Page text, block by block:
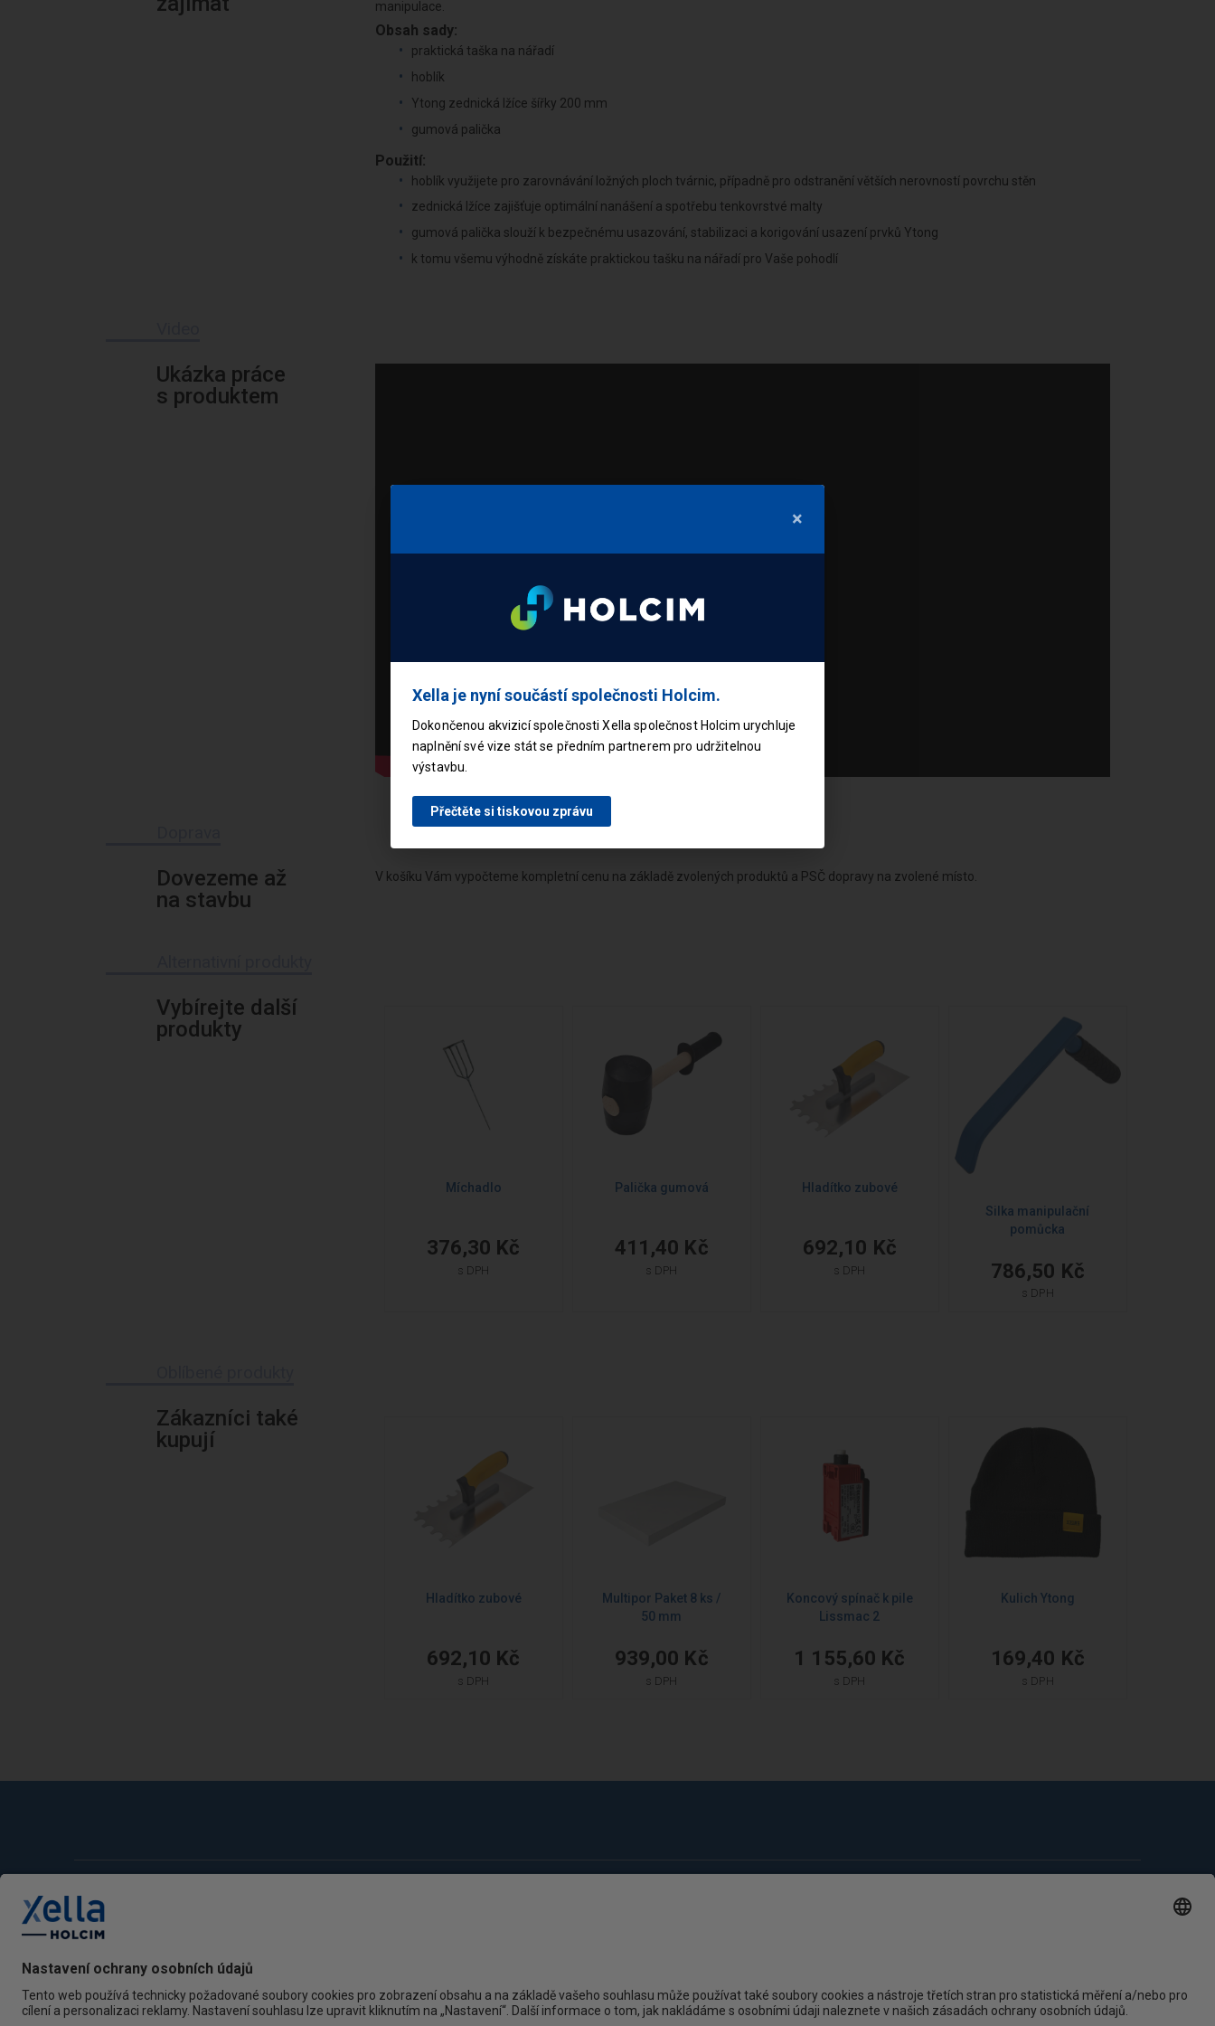
manipulace.
Obsah sady:
praktická taška na nářadí
hoblík
Ytong zednická lžíce šířky 200 mm
gumová palička
Použití:
hoblík využijete pro zarovnávání ložných ploch tvárnic, případně pro odstranění větších nerovností povrchu stěn
zednická lžíce zajišťuje optimální nanášení a spotřebu tenkovrstvé malty
gumová palička slouží k bezpečnému usazování, stabilizaci a korigování usazení prvků Ytong
k tomu všemu výhodně získáte praktickou tašku na nářadí pro Vaše pohodlí
Ukázka práce
s produktem
Dovezeme až
na stavbu
V košíku Vám vypočteme kompletní cenu na základě zvolených produktů a PSČ dopravy na zvolené místo.
Vybírejte další
produkty
Míchadlo
376,30 Kč
s DPH
Palička gumová
411,40 Kč
s DPH
Hladítko zubové
692,10 Kč
s DPH
Silka manipulační
pomůcka
786,50 Kč
s DPH
Zákazníci také
kupují
Hladítko zubové
692,10 Kč
s DPH
Multipor Paket 8 ks /
50 mm
939,00 Kč
s DPH
Koncový spínač k pile
Lissmac 2
1 155,60 Kč
s DPH
Kulich Ytong
169,40 Kč
s DPH
Služby
Obchodní podmínky
eshop@ytong.cz
×
Xella je nyní součástí společnosti Holcim.
Dokončenou akvizicí společnosti Xella společnost Holcim urychluje
naplnění své vize stát se předním partnerem pro udržitelnou
výstavbu.
Přečtěte si tiskovou zprávu